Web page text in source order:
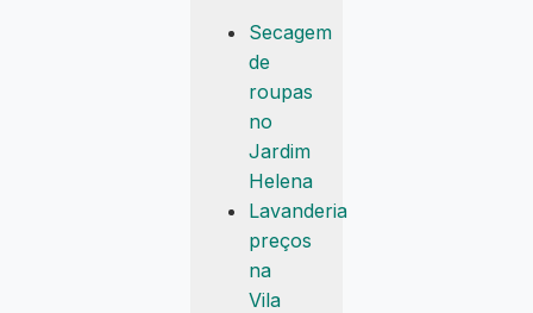
Secagem
de
roupas
no
Jardim
Helena
Lavanderia
preços
na
Vila